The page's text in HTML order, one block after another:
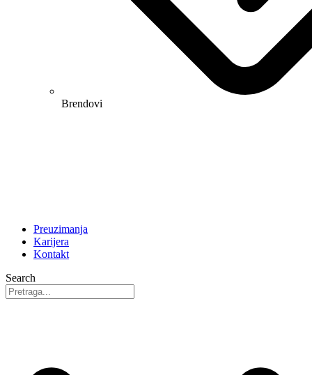
Brendovi
Preuzimanja
Karijera
Kontakt
Search